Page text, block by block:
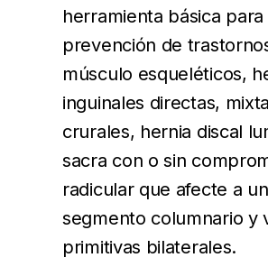
herramienta básica para
prevención de
músculo esqueléticos,
inguinales directas,
crurales, hernia discal
sacra con o sin
radicular que afecte a
segmento columnario y
primitivas bilaterales.